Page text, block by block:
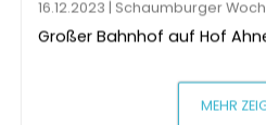
16.12.2023 | Schaumburger
Großer Bahnhof auf Hof
MEHR